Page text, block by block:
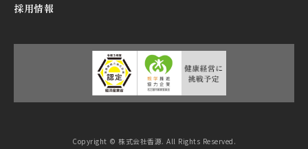
採用情報
Copyright © 株式会社香源. All Rights Reserved.